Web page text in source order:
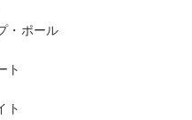
・ポール
ト
ト